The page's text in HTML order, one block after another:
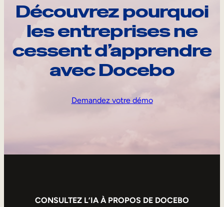
Découvrez pourquoi
les entreprises ne
cessent d’apprendre
avec Docebo
Demandez votre démo
CONSULTEZ L’IA À PROPOS DE DOCEBO